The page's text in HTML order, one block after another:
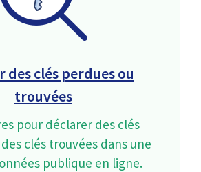
des clés perdues ou
trouvées
pour déclarer des clés
clés trouvées dans une
publique en ligne.